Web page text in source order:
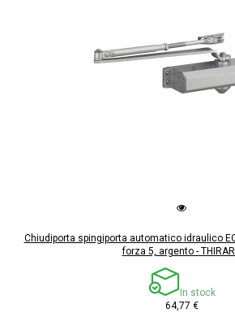
Chiudiporta spingiporta automatico idraulico
forza 5, argento -
In stock
64,77 €